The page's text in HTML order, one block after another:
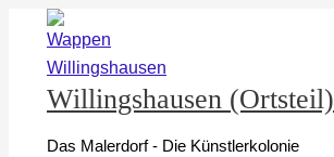
Inhalt
springen
Willingshausen (Ortsteil)
Das Malerdorf - Die Künstlerkolonie